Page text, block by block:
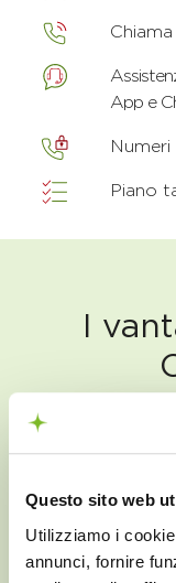
Questo sito web
Utilizziamo i
annunci, fornire
App e
Piano
I